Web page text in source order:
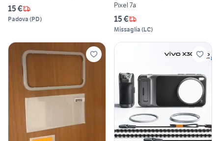
15 €
Padova (PD)
Pixel 7a
15 €
Missaglia (LC)